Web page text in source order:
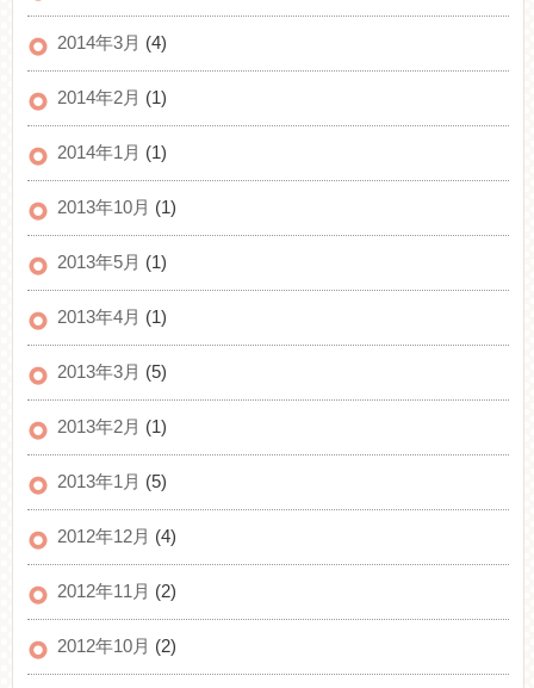
2014年3月 (4)
2014年2月 (1)
2014年1月 (1)
2013年10月 (1)
2013年5月 (1)
2013年4月 (1)
2013年3月 (5)
2013年2月 (1)
2013年1月 (5)
2012年12月 (4)
2012年11月 (2)
2012年10月 (2)